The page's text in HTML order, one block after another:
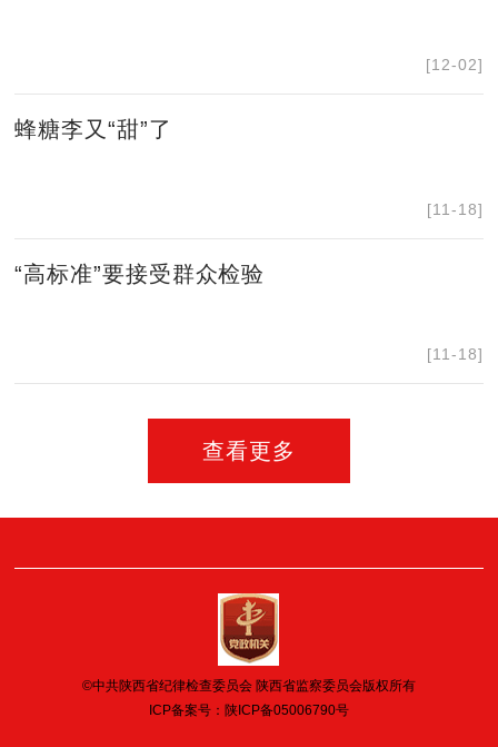
[12-02]
蜂糖李又“甜”了
[11-18]
“高标准”要接受群众检验
[11-18]
查看更多
©中共陕西省纪律检查委员会 陕西省监察委员会版权所有
ICP备案号： 陕ICP备05006790号